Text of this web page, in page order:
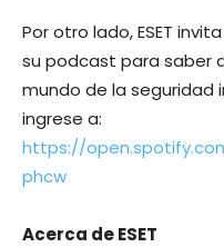
Por otro lado, ESET
su podcast para saber
mundo de la seguridad
ingrese a:
https://
phcw
Acerca de ESET